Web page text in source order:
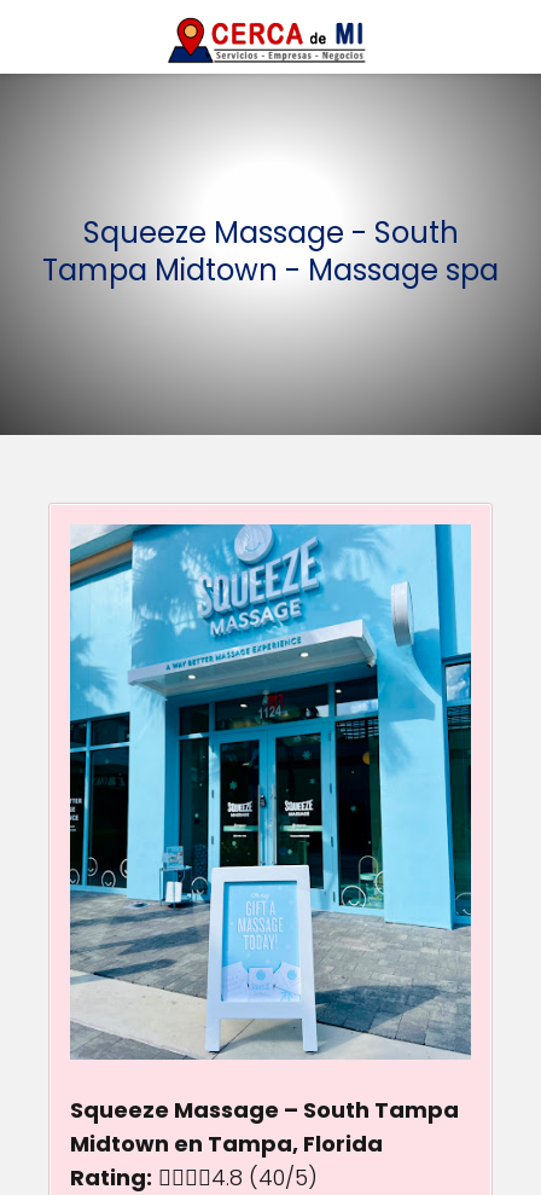
Squeeze Massage - South
Tampa Midtown - Massage spa
Squeeze Massage – South Tampa
Midtown en Tampa, Florida
Rating:
4.8 out of 5.0 stars
4.8 (40/5)